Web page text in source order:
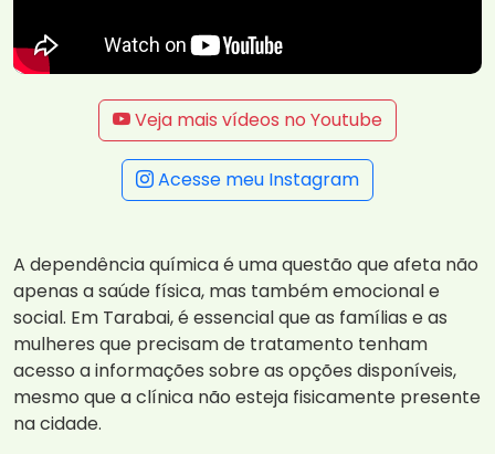
Veja mais vídeos no Youtube
Acesse meu Instagram
A dependência química é uma questão que afeta não
apenas a saúde física, mas também emocional e
social. Em Tarabai, é essencial que as famílias e as
mulheres que precisam de tratamento tenham
acesso a informações sobre as opções disponíveis,
mesmo que a clínica não esteja fisicamente presente
na cidade.